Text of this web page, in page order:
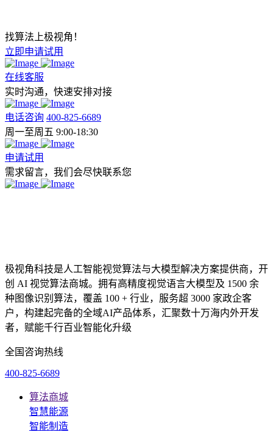
找算法上极视角！
立即申请试用
在线客服
实时沟通，快速安排对接
电话咨询 400-825-6689
周一至周五 9:00-18:30
申请试用
需求留言，我们会尽快联系您
极视角科技是人工智能视觉算法与大模型解决方案提供商，开
创 AI 视觉算法商城。拥有高精度视觉语言大模型及 1500 余
种图像识别算法，覆盖 100 + 行业，服务超 3000 家政企客
户，构建起完备的全域AI产品体系，汇聚数十万海内外开发
者，赋能千行百业智能化升级
全国咨询热线
400-825-6689
算法商城
智慧能源
智能制造